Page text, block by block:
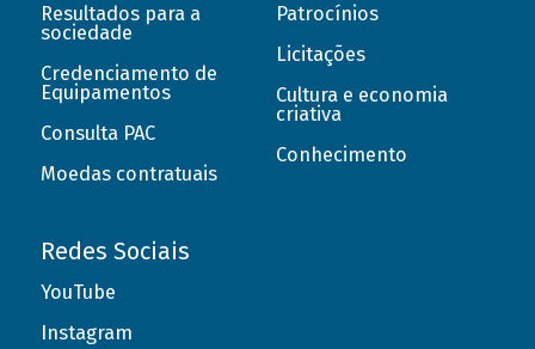
Resultados para a
sociedade
Credenciamento de
Equipamentos
Consulta PAC
Moedas contratuais
Patrocínios
Licitações
Cultura e economia
criativa
Conhecimento
Redes Sociais
YouTube
Instagram